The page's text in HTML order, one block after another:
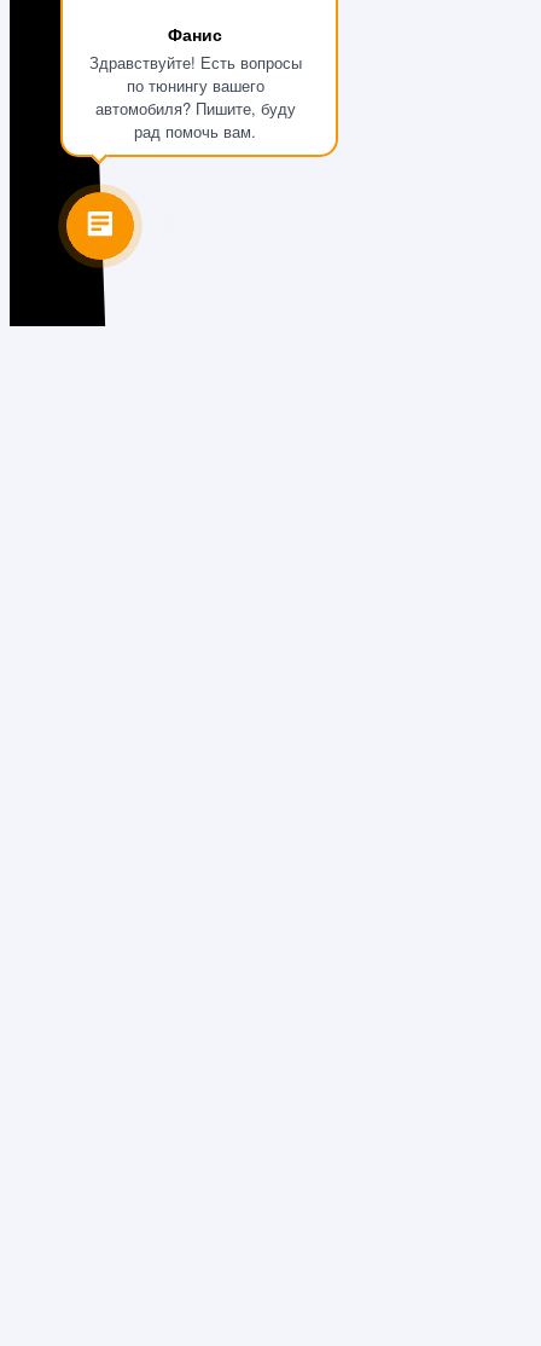
Фанис
Здравствуйте! Есть вопросы
по тюнингу вашего
автомобиля? Пишите, буду
рад помочь вам.